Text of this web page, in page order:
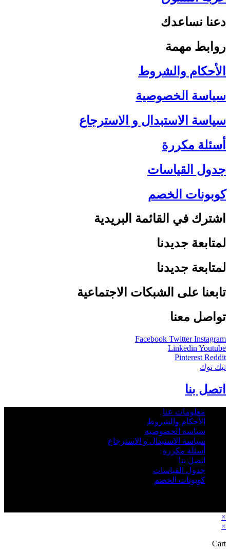
دعنا نساعدك
روابط مهمة
الأحكام والشروط
سياسة الخصوصية
سياسة الاستبدال و الاسترجاع
أسئلة مكررة
جدول القياسات
كوبونات الخصم
اشترك في القائمة البريدية
لمتابعة جديدنا
لمتابعة جديدنا
تابعنا على الشبكات الاجتماعية
تواصل معنا
Facebook Twitter Instagram
Linkedin Youtube
Pinterest Reddit
تيك توك
اتصل بنا
معلومات عنا
الأحكام والشروط
سياسة الخصوصية
سياسة الاستبدال و الاسترجاع
أسئلة مكررة
اتصل بنا
جدول القياسات
كوبونات الخصم
×
×
Cart